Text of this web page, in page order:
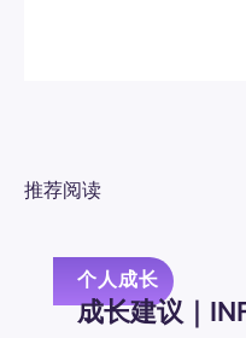
推荐阅读
个人成长
成长建议｜